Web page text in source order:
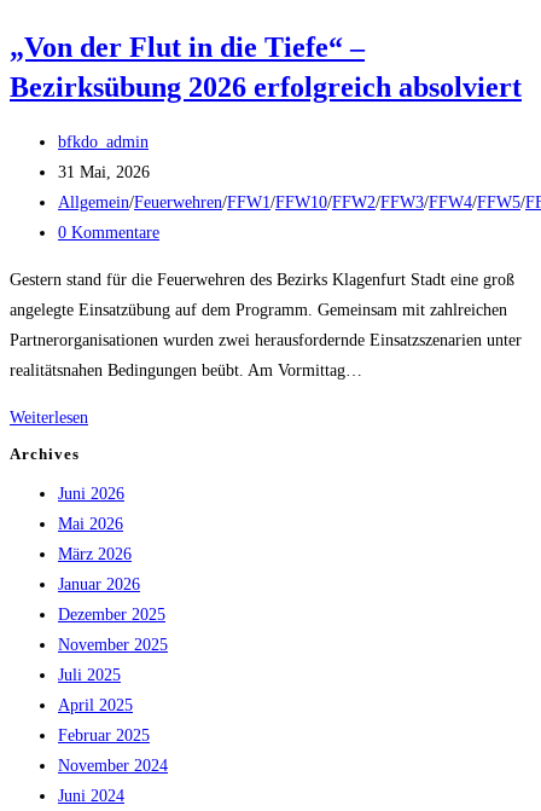
„Von der Flut in die Tiefe“ –
Bezirksübung 2026 erfolgreich absolviert
Beitrags-
Autor:
bfkdo_admin
Beitrag
veröffentlicht:
31 Mai, 2026
Beitrags-
Kategorie:
Allgemein/Feuerwehren/FFW1/FFW10/FFW2/FFW3/FFW4/FFW5/
Beitrags-
0 Kommentare
Gestern stand für die Feuerwehren des Bezirks Klagenfurt Stadt eine groß
angelegte Einsatzübung auf dem Programm. Gemeinsam mit zahlreichen
Partnerorganisationen wurden zwei herausfordernde Einsatzszenarien unter
realitätsnahen Bedingungen beübt. Am Vormittag…
Weiterlesen
in
die
Tiefe“
–
Bezirksübung
2026
erfolgreich
absolviert
Archives
Juni 2026
Mai 2026
März 2026
Januar 2026
Dezember 2025
November 2025
Juli 2025
April 2025
Februar 2025
November 2024
Juni 2024